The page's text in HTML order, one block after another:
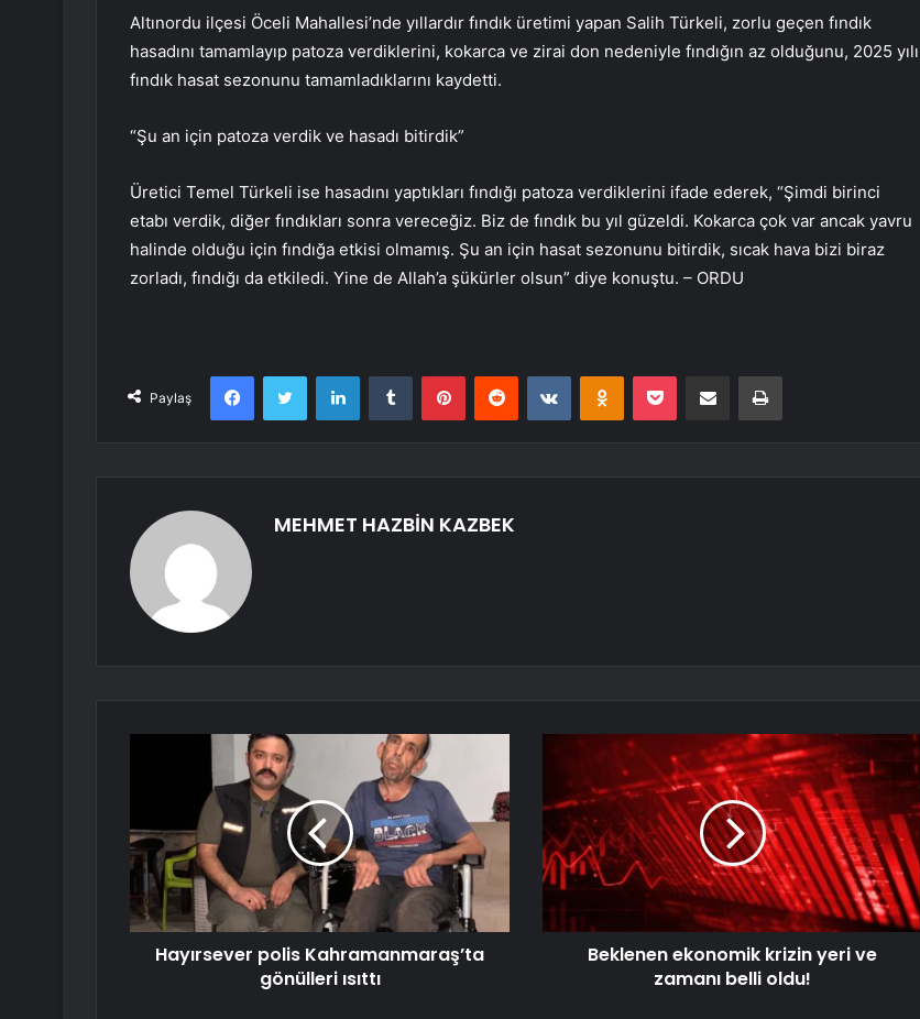
Altınordu ilçesi Öceli Mahallesi’nde yıllardır fındık üretimi yapan Salih Türkeli, zorlu geçen fındık
hasadını tamamlayıp patoza verdiklerini, kokarca ve zirai don nedeniyle fındığın az olduğunu, 2025 yılı
fındık hasat sezonunu tamamladıklarını kaydetti.
“Şu an için patoza verdik ve hasadı bitirdik”
Üretici Temel Türkeli ise hasadını yaptıkları fındığı patoza verdiklerini ifade ederek, “Şimdi birinci
etabı verdik, diğer fındıkları sonra vereceğiz. Biz de fındık bu yıl güzeldi. Kokarca çok var ancak yavru
halinde olduğu için fındığa etkisi olmamış. Şu an için hasat sezonunu bitirdik, sıcak hava bizi biraz
zorladı, fındığı da etkiledi. Yine de Allah’a şükürler olsun” diye konuştu. – ORDU
Paylaş
FacebookTwitter LinkedInTumblr PinterestReddit VKontakteOdnoklassniki
Pocket E-Posta ile paylaş Yazdır
MEHMET HAZBİN KAZBEK
Hayırsever polis Kahramanmaraş’ta
gönülleri ısıttı
Beklenen ekonomik krizin yeri ve
zamanı belli oldu!